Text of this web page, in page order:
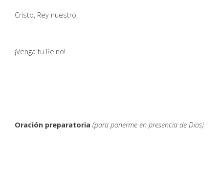
Cristo, Rey nuestro.
¡Venga tu Reino!
Oración preparatoria (para ponerme en presencia de Dios)